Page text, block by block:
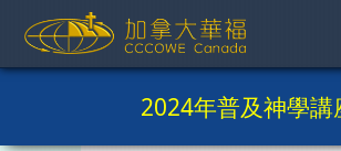
content
2024年普及神學講